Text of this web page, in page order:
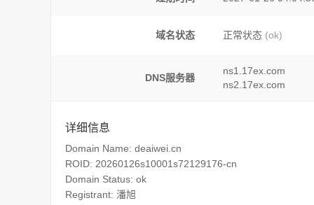
域名状态 正常状态 (ok)
DNS服务器
ns1.17ex.com
ns2.17ex.com
详细信息
Domain Name: deaiwei.cn
ROID: 20260126s10001s72129176-cn
Domain Status: ok
Registrant: 潘旭